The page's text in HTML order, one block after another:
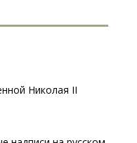
Николая II